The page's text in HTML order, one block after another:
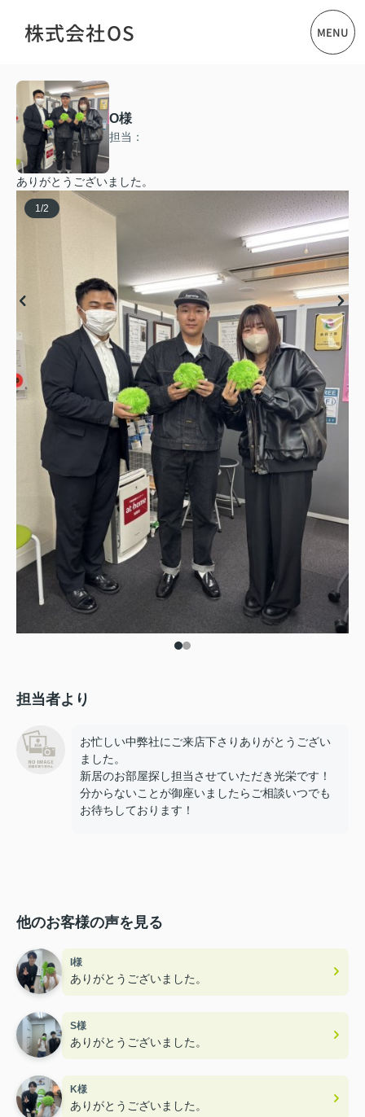
株式会社OS MENU
O様
担当：
ありがとうございました。
1/2
担当者より
お忙しい中弊社にご来店下さりありがとうござい
ました。
新居のお部屋探し担当させていただき光栄です！
分からないことが御座いましたらご相談いつでも
お待ちしております！
他のお客様の声を見る
I様
ありがとうございました。
S様
ありがとうございました。
K様
ありがとうございました。